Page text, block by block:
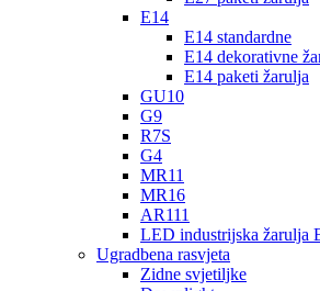
E14
E14 standardne
E14 dekorativne
E14 paketi žarulja
GU10
G9
R7S
G4
MR11
MR16
AR111
LED industrijska žarulja
Ugradbena rasvjeta
Zidne svjetiljke